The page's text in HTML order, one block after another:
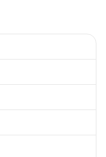
語も活かしたご活躍